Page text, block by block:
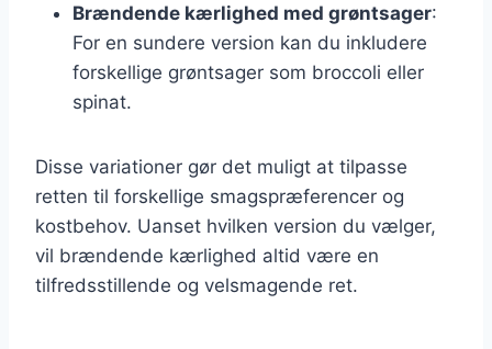
Brændende kærlighed med grøntsager:
For en sundere version kan du inkludere
forskellige grøntsager som broccoli eller
spinat.
Disse variationer gør det muligt at tilpasse
retten til forskellige smagspræferencer og
kostbehov. Uanset hvilken version du vælger,
vil brændende kærlighed altid være en
tilfredsstillende og velsmagende ret.